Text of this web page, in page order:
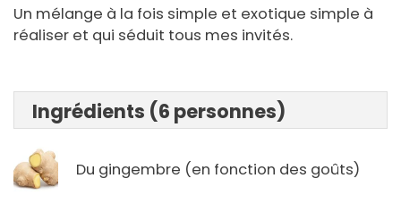
Un mélange à la fois simple et exotique simple à
réaliser et qui séduit tous mes invités.
Ingrédients (6 personnes)
Du gingembre (en fonction des goûts)